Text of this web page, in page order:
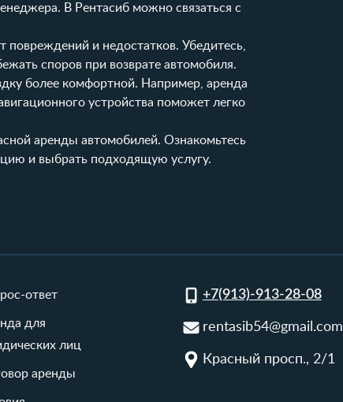
В Рентасиб можно связаться с
и недостатков. Убедитесь,
споров при возврате автомобиля.
более комфортной. Например, аренда
устройства поможет легко
аренды автомобилей. Ознакомьтесь
и выбрать подходящую услугу.
ответ
для
лиц
аренды
+7(913)-913-28-08
rentasib54@gmail.com
Красный просп., 2/1